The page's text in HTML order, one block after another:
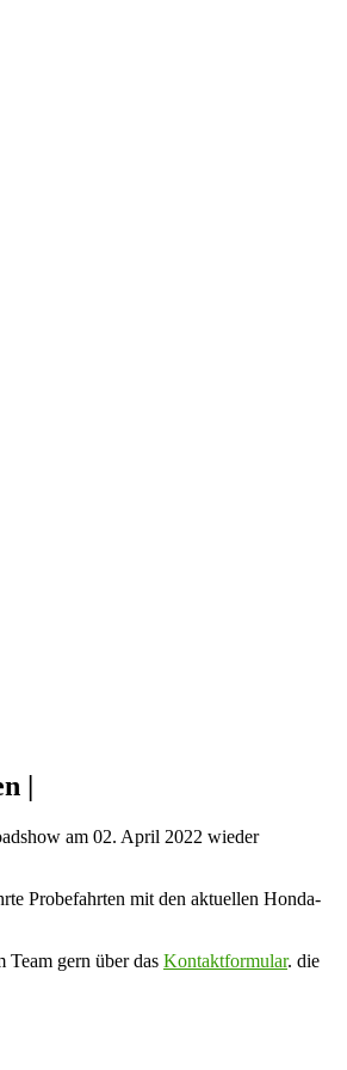
|
am 02. April 2022 wieder
Probefahrten mit den aktuellen Honda-
gern über das Kontaktformular. die